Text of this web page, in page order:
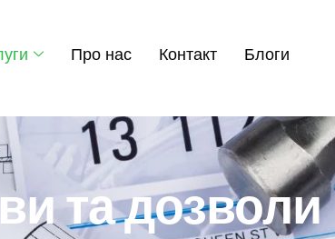
Про нас Контакт Блоги
та дозволи